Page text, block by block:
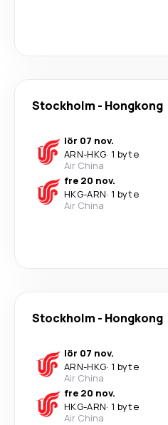
Stockholm - Hongkong
lör 07 nov.
ARN-HKG· 1 byte
Air China
fre 20 nov.
HKG-ARN· 1 byte
Air China
Stockholm - Hongkong
lör 07 nov.
ARN-HKG· 1 byte
Air China
fre 20 nov.
HKG-ARN· 1 byte
Air China